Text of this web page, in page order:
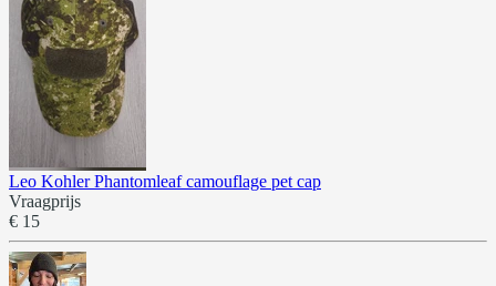
Leo Kohler Phantomleaf camouflage pet cap
Vraagprijs
€ 15